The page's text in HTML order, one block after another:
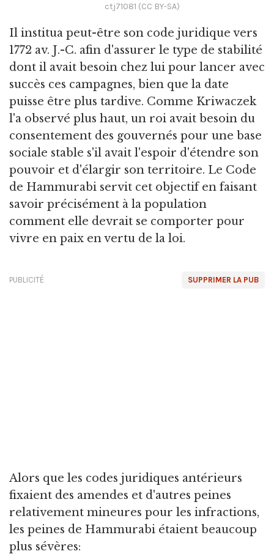
ctj71081 (CC BY-SA)
Il institua peut-être son code juridique vers
1772 av. J.-C. afin d'assurer le type de stabilité
dont il avait besoin chez lui pour lancer avec
succès ces campagnes, bien que la date
puisse être plus tardive. Comme Kriwaczek
l'a observé plus haut, un roi avait besoin du
consentement des gouvernés pour une base
sociale stable s'il avait l'espoir d'étendre son
pouvoir et d'élargir son territoire. Le Code
de Hammurabi servit cet objectif en faisant
savoir précisément à la population
comment elle devrait se comporter pour
vivre en paix en vertu de la loi.
SUPPRIMER LA PUB
PUBLICITÉ
Alors que les codes juridiques antérieurs
fixaient des amendes et d'autres peines
relativement mineures pour les infractions,
les peines de Hammurabi étaient beaucoup
plus sévères: